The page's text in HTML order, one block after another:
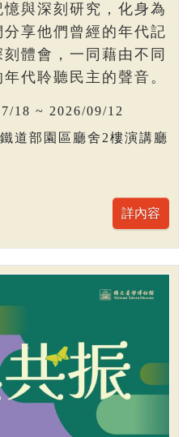
與深刻研究，化身為
享他們曾經的年代記
體會，一同藉由不同
代聆聽民主的聲音。
18 ~ 2026/09/12
道部園區廳舍2樓演講廳